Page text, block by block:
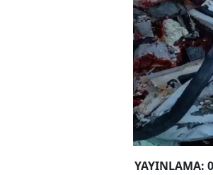
YAYINLAMA: